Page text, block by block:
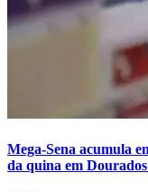
Mega-Sena acumula
da quina em